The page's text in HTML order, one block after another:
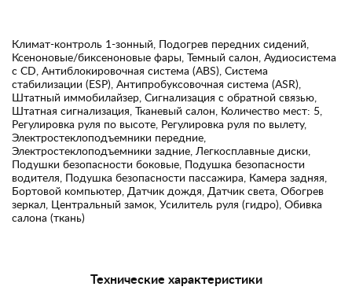
Климат-контроль 1-зонный, Подогрев передних сидений,
Ксеноновые/биксеноновые фары, Темный салон, Аудиосистема
с CD, Антиблокировочная система (ABS), Система
стабилизации (ESP), Антипробуксовочная система (ASR),
Штатный иммобилайзер, Сигнализация с обратной связью,
Штатная сигнализация, Тканевый салон, Количество мест: 5,
Регулировка руля по высоте, Регулировка руля по вылету,
Электростеклоподъемники передние,
Электростеклоподъемники задние, Легкосплавные диски,
Подушки безопасности боковые, Подушка безопасности
водителя, Подушка безопасности пассажира, Камера задняя,
Бортовой компьютер, Датчик дождя, Датчик света, Обогрев
зеркал, Центральный замок, Усилитель руля (гидро), Обивка
салона (ткань)
Технические характеристики